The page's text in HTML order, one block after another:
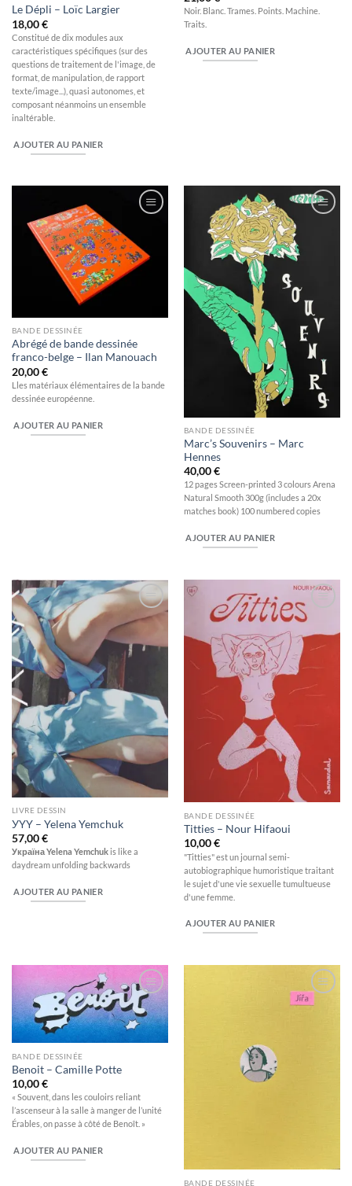
Le Dépli – Loïc Largier
18,00€
Constitué de dix modules aux
caractéristiques spécifiques (sur des
questions de traitement de l'image, de
format, de manipulation, de rapport
texte/image...), quasi autonomes, et
composant néanmoins un ensemble
inaltérable.
AJOUTER AU PANIER
Noir. Blanc. Trames. Points. Machine.
Traits.
AJOUTER AU PANIER
wishlist
BANDE DESSINÉE
Abrégé de bande dessinée
franco-belge – Ilan Manouach
20,00€
Lles matériaux élémentaires de la bande
dessinée européenne.
AJOUTER AU PANIER
BANDE DESSINÉE
Marc’s Souvenirs – Marc
Hennes
40,00€
12 pages Screen-printed 3 colours Arena
Natural Smooth 300g (includes a 20x
matches book) 100 numbered copies
AJOUTER AU PANIER
Ajouter
LIVRE DESSIN
УYY – Yelena Yemchuk
57,00€
Україна Yelena Yemchukis like a
daydream unfolding backwards
AJOUTER AU PANIER
Ajouter
wishlist
BANDE DESSINÉE
Titties – Nour Hifaoui
10,00€
"Titties" est un journal semi-
autobiographique humoristique traitant
le sujet d'une vie sexuelle tumultueuse
d'une femme.
AJOUTER AU PANIER
Ajouter
à la
wishlist
BANDE DESSINÉE
Benoit – Camille Potte
10,00€
« Souvent, dans les couloirs reliant
l’ascenseur à la salle à manger de l’unité
Érables, on passe à côté de Benoît. »
AJOUTER AU PANIER
Ajouter
BANDE DESSINÉE